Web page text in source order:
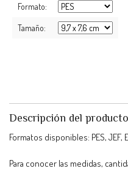
Formato:
Tamaño:
Descripción del producto
Formatos disponibles: PES, JEF,
Para conocer las medidas,